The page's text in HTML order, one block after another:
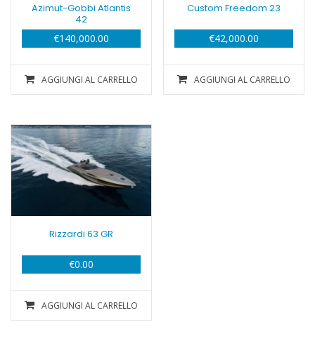
Azimut-Gobbi Atlantis
42
€140,000.00
AGGIUNGI AL CARRELLO
Custom Freedom 23
€42,000.00
AGGIUNGI AL CARRELLO
Rizzardi 63 GR
€0.00
AGGIUNGI AL CARRELLO